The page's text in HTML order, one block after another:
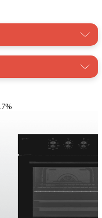
sinh khi bị dầu mỡ bám
giúp việc mở cửa lò và
đều khắp khoang lò, đảm
Sau khi nướng xong,
dàng vệ sinh sau mỗi lần
cho người sử dụng.
Âm Tủ chính hãng độ bền